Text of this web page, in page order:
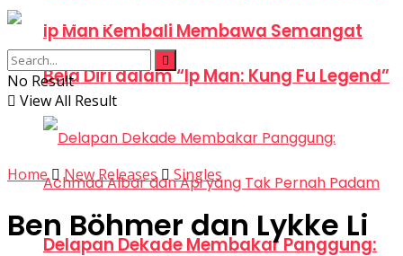
Ip Man Kembali Membawa Semangat
Bela Diri dalam “Ip Man: Kung Fu Legend”
Delapan Dekade Membakar Panggung:
No Result
View All Result
Home New Releases Singles
Ben Böhmer dan Lykke Li